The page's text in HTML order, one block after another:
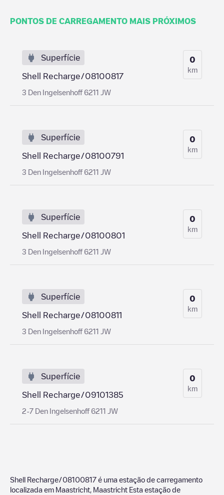
PONTOS DE CARREGAMENTO MAIS PRÓXIMOS
Superfície
Shell Recharge/08100817
3 Den Ingelsenhoff 6211 JW
0
km
Superfície
Shell Recharge/08100791
3 Den Ingelsenhoff 6211 JW
0
km
Superfície
Shell Recharge/08100801
3 Den Ingelsenhoff 6211 JW
0
km
Superfície
Shell Recharge/08100811
3 Den Ingelsenhoff 6211 JW
0
km
Superfície
Shell Recharge/09101385
2-7 Den Ingelsenhoff 6211 JW
0
km
Shell Recharge/08100817 é uma estação de carregamento
localizada em Maastricht Maastricht Esta estação de